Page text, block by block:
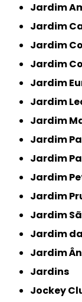
Jardim
Jardim
Jardim
Jardim
Jardim
Jardim
Jardim
Jardim
Jardim
Jardim
Jardim
Jardim
Jardim
Jardim
Jardins
Jockey